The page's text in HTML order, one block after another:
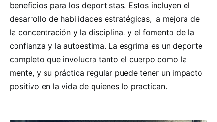
beneficios para los deportistas. Estos incluyen el
desarrollo de habilidades estratégicas, la mejora de
la concentración y la disciplina, y el fomento de la
confianza y la autoestima. La esgrima es un deporte
completo que involucra tanto el cuerpo como la
mente, y su práctica regular puede tener un impacto
positivo en la vida de quienes lo practican.